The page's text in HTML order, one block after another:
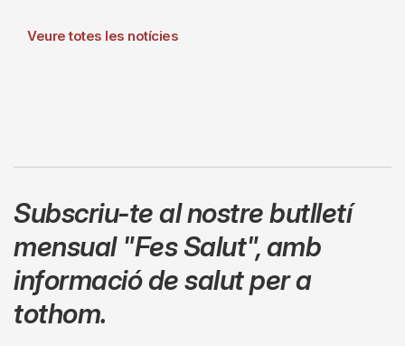
Veure totes les notícies
Subscriu-te al nostre butlletí
mensual "Fes Salut",amb
informació de salut per a
tothom.